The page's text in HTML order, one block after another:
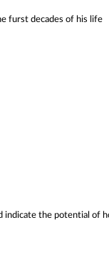
furst decades of his life
indicate the potential of